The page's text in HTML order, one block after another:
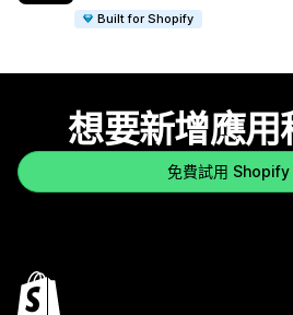
Built for Shopify
想要新增應用
免費試用 Shopify